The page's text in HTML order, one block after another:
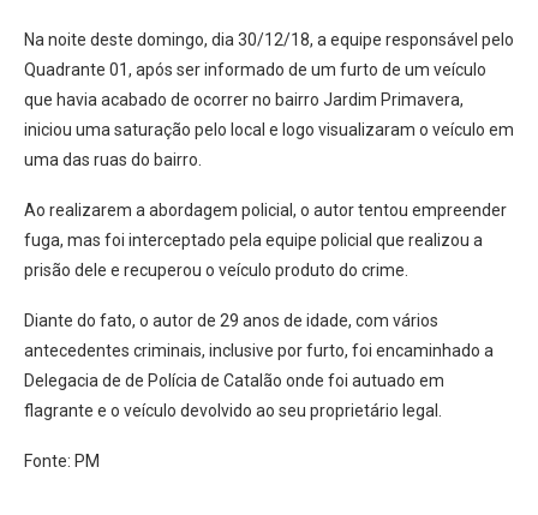
Na noite deste domingo, dia 30/12/18, a equipe responsável pelo
Quadrante 01, após ser informado de um furto de um veículo
que havia acabado de ocorrer no bairro Jardim Primavera,
iniciou uma saturação pelo local e logo visualizaram o veículo em
uma das ruas do bairro.
Ao realizarem a abordagem policial, o autor tentou empreender
fuga, mas foi interceptado pela equipe policial que realizou a
prisão dele e recuperou o veículo produto do crime.
Diante do fato, o autor de 29 anos de idade, com vários
antecedentes criminais, inclusive por furto, foi encaminhado a
Delegacia de de Polícia de Catalão onde foi autuado em
flagrante e o veículo devolvido ao seu proprietário legal.
Fonte: PM